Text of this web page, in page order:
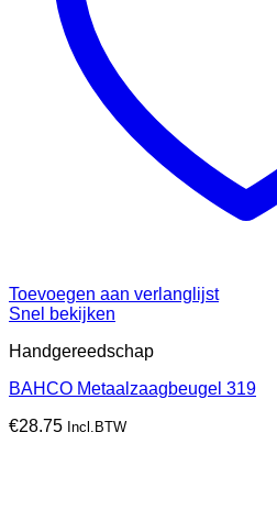
Toevoegen aan verlanglijst
Snel bekijken
Handgereedschap
BAHCO Metaalzaagbeugel 319
€28.75 Incl.BTW